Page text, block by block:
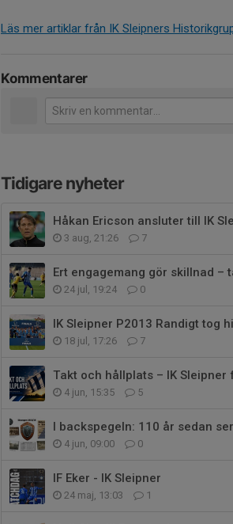
Läs mer artiklar från IK Sleipners
Kommentarer
Tidigare nyheter
Håkan Ericson ansluter till IK
3 aug, 21:26 7
Ert engagemang gör skillnad –
24 jul, 19:24 0
IK Sleipner P2013 Randigt tog
18 jul, 17:26 7
Takt och hållplats – IK
4 jun, 15:35 5
I backspegeln: 110 år sedan
4 jun, 09:00 0
IF Eker - IK Sleipner
24 maj, 13:03 1